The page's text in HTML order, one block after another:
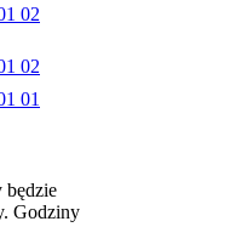
będzie
Godziny